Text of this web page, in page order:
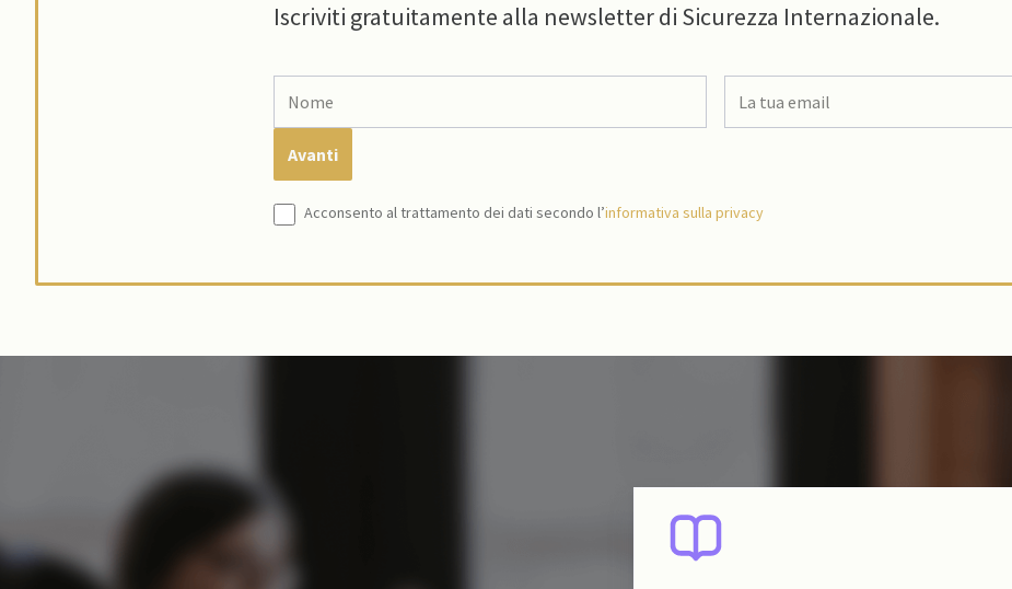
Iscriviti gratuitamente alla newsletter di Sicurezza Internazionale.
Acconsento al trattamento dei dati secondo l’informativa sulla privacy